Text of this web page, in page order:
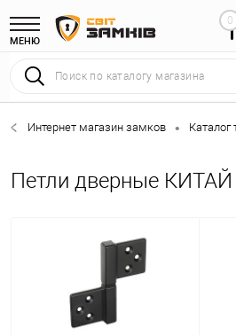
МЕНЮ
0
Интернет магазин замков • Каталог
Петли дверные КИТАЙ